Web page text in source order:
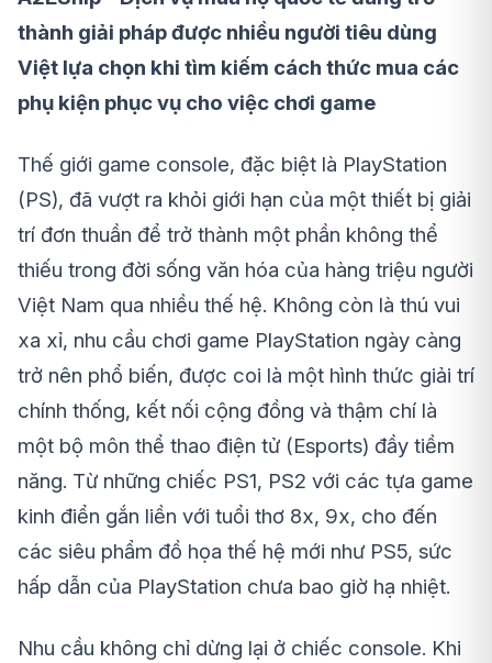
thành giải pháp được nhiều người tiêu dùng
Việt lựa chọn khi tìm kiếm cách thức mua các
phụ kiện phục vụ cho việc chơi game
Thế giới game console, đặc biệt là PlayStation
(PS), đã vượt ra khỏi giới hạn của một thiết bị giải
trí đơn thuần để trở thành một phần không thể
thiếu trong đời sống văn hóa của hàng triệu người
Việt Nam qua nhiều thế hệ. Không còn là thú vui
xa xỉ, nhu cầu chơi game PlayStation ngày càng
trở nên phổ biến, được coi là một hình thức giải trí
chính thống, kết nối cộng đồng và thậm chí là
một bộ môn thể thao điện tử (Esports) đầy tiềm
năng. Từ những chiếc PS1, PS2 với các tựa game
kinh điển gắn liền với tuổi thơ 8x, 9x, cho đến
các siêu phẩm đồ họa thế hệ mới như PS5, sức
hấp dẫn của PlayStation chưa bao giờ hạ nhiệt.
Nhu cầu không chỉ dừng lại ở chiếc console. Khi